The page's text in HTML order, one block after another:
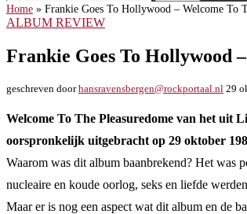
Home » Frankie Goes To Hollywood – Welcome To
ALBUM REVIEW
Frankie Goes To Hollywood
geschreven doorhansravensbergen@rockportaal.nl 29
Welcome To The Pleasuredome van het uit
oorspronkelijk uitgebracht op 29 oktober
Waarom was dit album baanbrekend? Het was
nucleaire en koude oorlog, seks en liefde
Maar er is nog een aspect wat dit album en de